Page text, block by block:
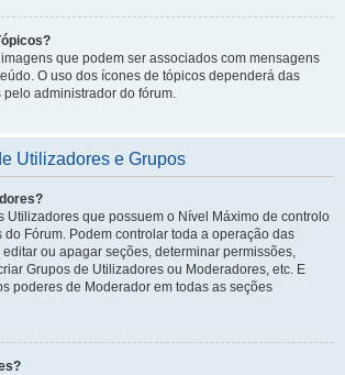
que podem ser associados com mensagens
O uso dos ícones de tópicos dependerá das
administrador do fórum.
Utilizadores e Grupos
Utilizadores que possuem o Nível Máximo de controlo
do Fórum. Podem controlar toda a operação das
ou apagar seções, determinar permissões,
Grupos de Utilizadores ou Moderadores, etc. E
poderes de Moderador em todas as seções